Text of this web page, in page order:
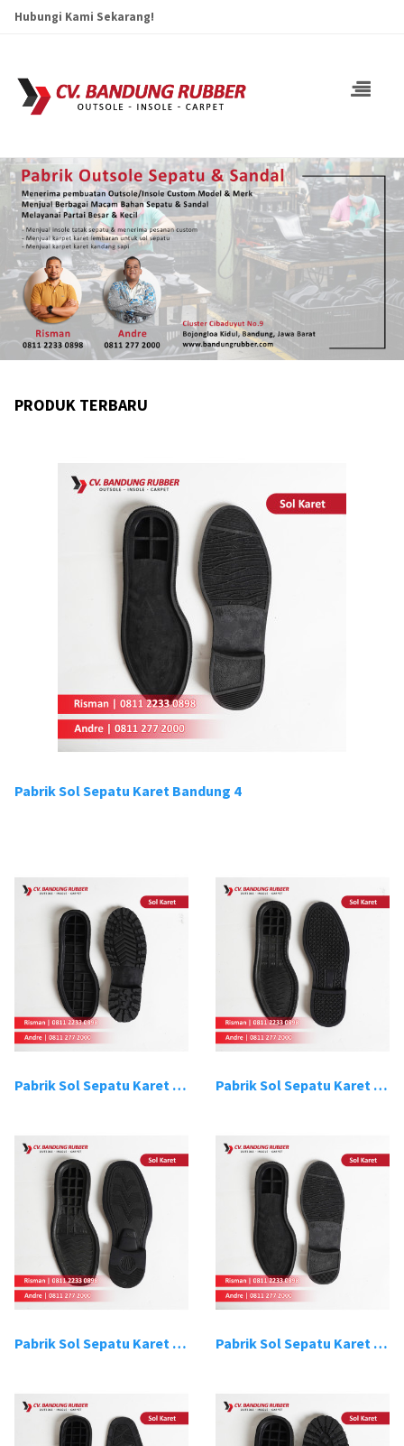
Hubungi Kami Sekarang!
PRODUK TERBARU
Pabrik Sol Sepatu Karet Bandung 4
Pabrik Sol Sepatu Karet Bandung 1 Pabrik Sol Sepatu Karet Bandung 2
Pabrik Sol Sepatu Karet Bandung 3 Pabrik Sol Sepatu Karet Bandung 4